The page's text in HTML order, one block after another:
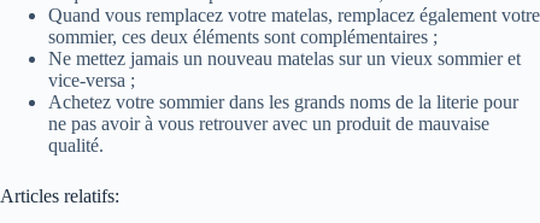
Quand vous remplacez votre matelas, remplacez également votre
sommier, ces deux éléments sont complémentaires ;
Ne mettez jamais un nouveau matelas sur un vieux sommier et
vice-versa ;
Achetez votre sommier dans les grands noms de la literie pour
ne pas avoir à vous retrouver avec un produit de mauvaise
qualité.
Articles relatifs: